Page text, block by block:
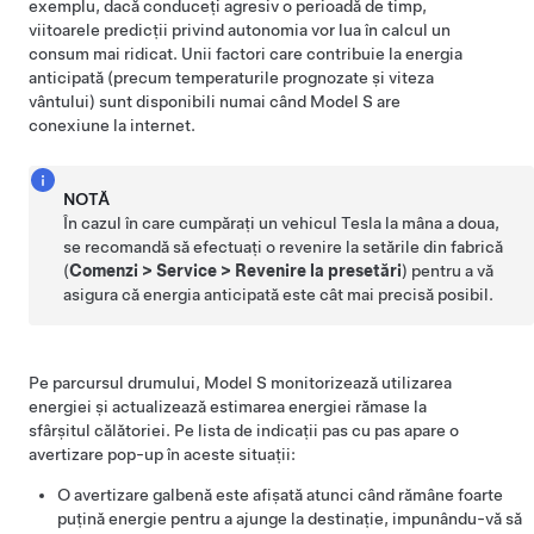
exemplu, dacă conduceți agresiv o perioadă de timp,
viitoarele predicții privind autonomia vor lua în calcul un
consum mai ridicat. Unii factori care contribuie la energia
anticipată (precum temperaturile prognozate și viteza
vântului) sunt disponibili numai când Model S are
conexiune la internet.
NOTĂ
În cazul în care cumpărați un vehicul Tesla la mâna a doua,
se recomandă să efectuați o revenire la setările din fabrică
(Comenzi >Service > Revenire la presetări) pentru a vă
asigura că energia anticipată este cât mai precisă posibil.
Pe parcursul drumului, Model S monitorizează utilizarea
energiei și actualizează estimarea energiei rămase la
sfârșitul călătoriei. Pe lista de indicații pas cu pas apare o
avertizare pop-up în aceste situații:
O avertizare galbenă este afișată atunci când rămâne foarte
puțină energie pentru a ajunge la destinație, impunându-vă să